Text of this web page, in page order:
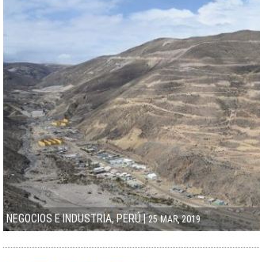
NEGOCIOS E INDUSTRIA,PERÚ|25 MAR, 2019